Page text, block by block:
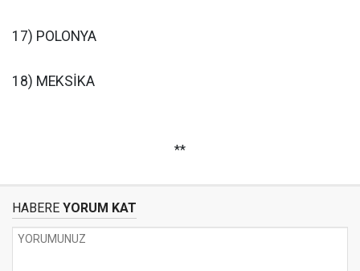
17) POLONYA
18) MEKSİKA
**
HABERE YORUM KAT